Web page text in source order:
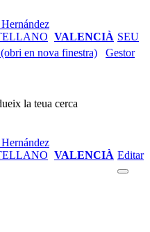
VALENCIÀ SEU
en nova finestra)
Gestor
la teua cerca
VALENCIÀ Editar